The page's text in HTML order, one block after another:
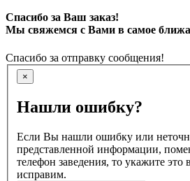
Спасибо за Ваш заказ!
Мы свяжемся с Вами в самое
Спасибо за отправку сообщения!
×
Нашли ошибку?
Если Вы нашли ошибку или
представленной информации,
телефон заведения, то укажите
исправим.